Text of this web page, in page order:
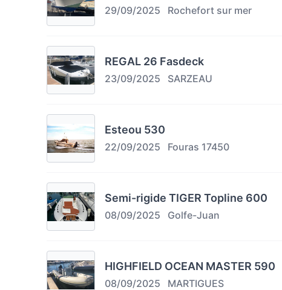
29/09/2025 Rochefort sur mer
REGAL 26 Fasdeck
23/09/2025 SARZEAU
Esteou 530
22/09/2025 Fouras 17450
Semi-rigide TIGER Topline 600
08/09/2025 Golfe-Juan
HIGHFIELD OCEAN MASTER 590
08/09/2025 MARTIGUES